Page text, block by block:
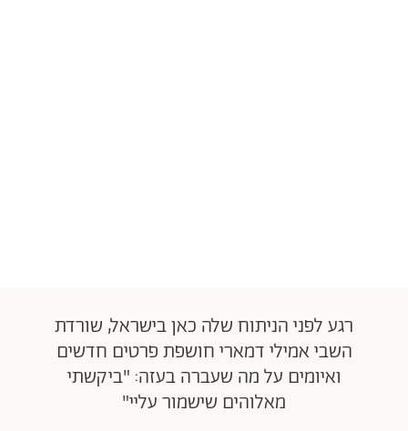
רגע לפני הניתוח שלה כאן בישראל, שורדת
השבי אמילי דמארי חושפת פרטים חדשים
ואיומים על מה שעברה בעזה: "ביקשתי
מאלוהים שישמור עליי"